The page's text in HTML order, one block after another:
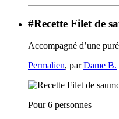
#Recette Filet de
Accompagné d’une
Permalien, parDame B.
Pour 6 personnes